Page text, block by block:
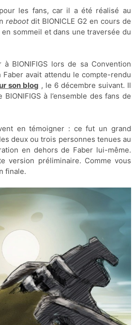
les fans, car il a été réalisé au
rebootdit BIONICLE G2 en cours de
sommeil et dans une traversée du
BIONIFIGS lors de sa Convention
avait attendu le compte-rendu
son blog , le 6 décembre suivant. Il
à l’ensemble des fans de
en témoigner : ce fut un grand
deux ou trois personnes tenues au
en dehors de Faber lui-même.
version préliminaire. Comme vous
finale.